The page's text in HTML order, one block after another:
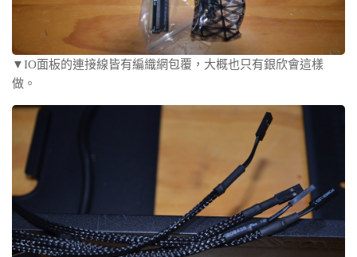
▼IO面板的連接線皆有編織網包覆，大概也只有銀欣會這樣
做。